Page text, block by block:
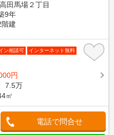
田馬場２丁目
9年
階建
ン相談可 インターネット無料
円
7.5万
㎡
電話で問合せ